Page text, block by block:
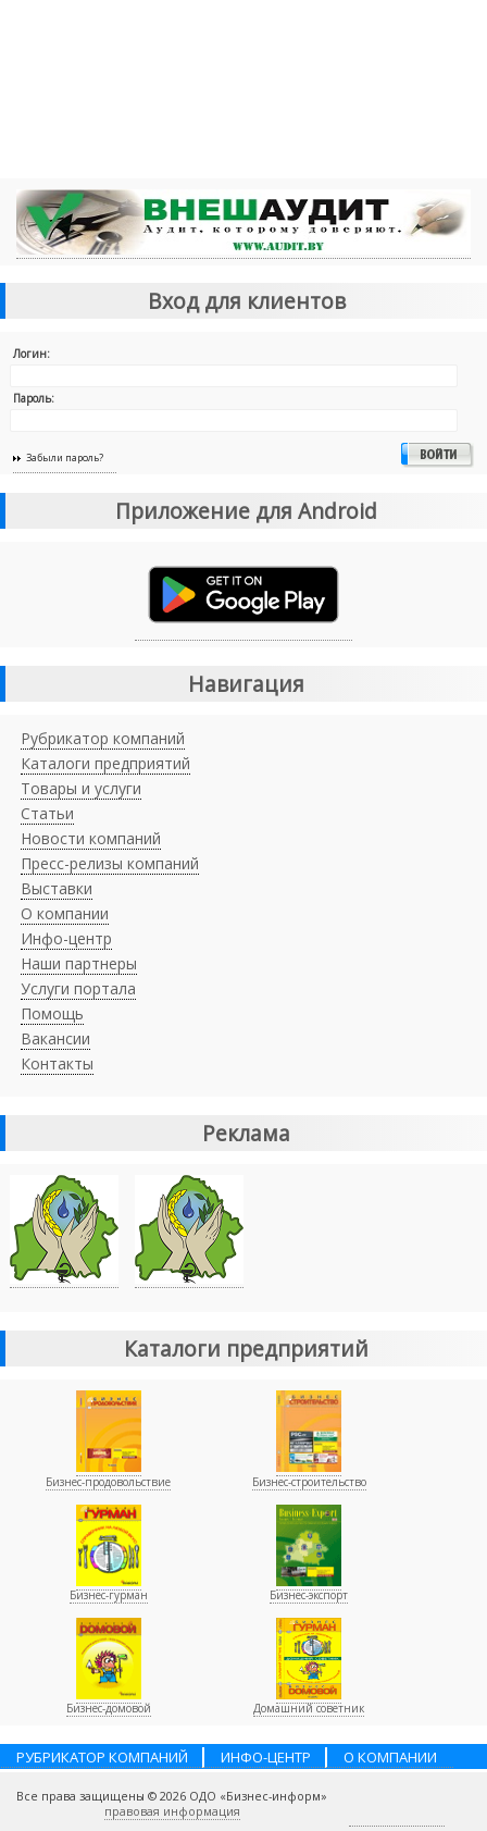
Вход для клиентов
Логин:
Пароль:
Забыли пароль?
Приложение для Android
Навигация
Рубрикатор компаний
Каталоги предприятий
Товары и услуги
Статьи
Новости компаний
Пресс-релизы компаний
Выставки
О компании
Инфо-центр
Наши партнеры
Услуги портала
Помощь
Вакансии
Контакты
Реклама
Каталоги предприятий
Бизнес-продовольствие Бизнес-строительство
Бизнес-гурман Бизнес-экспорт
Бизнес-домовой Домашний советник
РУБРИКАТОР КОМПАНИЙ ИНФО-ЦЕНТР
О КОМПАНИИ
Все права защищены © 2026 ОДО «Бизнес-информ»
правовая информация